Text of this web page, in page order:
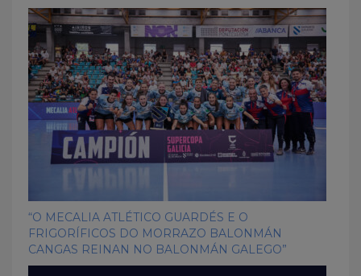
“O MECALIA ATLÉTICO GUARDÉS E O
FRIGORÍFICOS DO MORRAZO BALONMÁN
CANGAS REINAN NO BALONMÁN GALEGO”